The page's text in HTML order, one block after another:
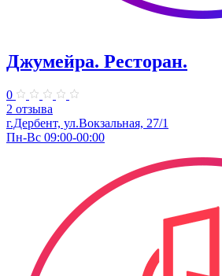
Джумейра. Ресторан.
0
2 отзыва
г.Дербент, ​ул.Вокзальная, 27/1
Пн-Вс 09:00-00:00